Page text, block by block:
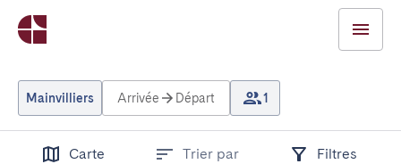
Mainvilliers Arrivée Départ 1
Carte Trier par Filtres